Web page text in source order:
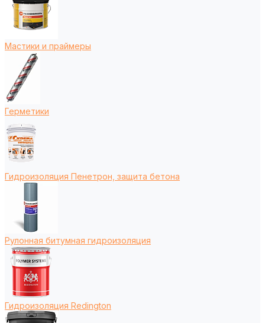
Мастики и праймеры
Герметики
Гидроизоляция Пенетрон, защита бетона
Рулонная битумная гидроизоляция
Гидроизоляция Redington